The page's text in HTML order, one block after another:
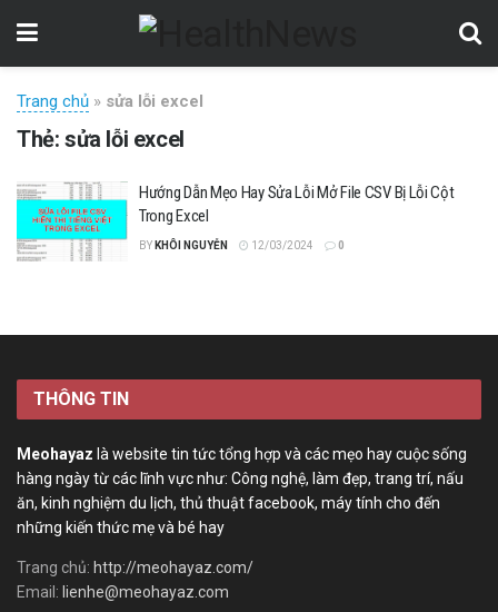
Trang chủ » sửa lỗi excel
Thẻ:sửa lỗi excel
Hướng Dẫn Mẹo Hay Sửa Lỗi Mở File CSV Bị Lỗi Cột
Trong Excel
BY KHÔI NGUYỄN 12/03/2024 0
THÔNG TIN
Meohayaz là website tin tức tổng hợp và các mẹo hay cuộc sống
hàng ngày từ các lĩnh vực như: Công nghệ, làm đẹp, trang trí, nấu
ăn, kinh nghiệm du lịch, thủ thuật facebook, máy tính cho đến
những kiến thức mẹ và bé hay
Trang chủ: http://meohayaz.com/
Email: lienhe@meohayaz.com